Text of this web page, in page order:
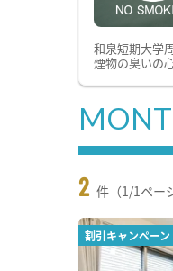
和泉短期大学
煙物の臭いの
2 件（1/1ペー
割引キャンペーン